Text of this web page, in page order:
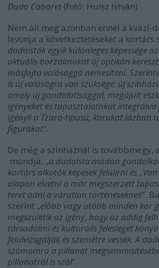
Dada Cabaret (fotó: Huisz István)
Nem áll meg azonban ennél a kvázi-
levonja a következtetéseket a kortárs
dadaisták egyik különleges képessége
aktuális borzalmakat új optikán
másfajta valósággá nemesíteni.
is új valóságra van szüksége: új
amely új gondolatisággal, megújult
igényeket és tapasztalatokat integrálva
igényli a Tzara-típusú, korukat lázban
figurákat”.
De még a színháznál is továbbmegy,
mondja, „a dadaista módon
kortárs alkotók képesek felülírni és
alapon elvetni a már megszerzett
teret adni a váratlan történéseknek”.
szerint „előbb vagy utóbb minden kor
megszületik az igény, hogy az addig
társadalmi és kulturális felesleget
felülvizsgálják és szemétre vessék.A
számomra a pillanat
pillanatról is szól”.